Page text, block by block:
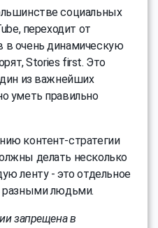
социальных
переходит от
в очень динамическую
Stories first. Это
из важнейших
уметь правильно
контент-стратегии
делать несколько
ленту - это отдельное
разными людьми.
запрещена в